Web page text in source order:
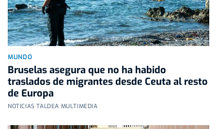
MUNDO
Bruselas asegura que no ha habido
traslados de migrantes desde Ceuta al resto
de Europa
NOTICIAS TALDEA MULTIMEDIA